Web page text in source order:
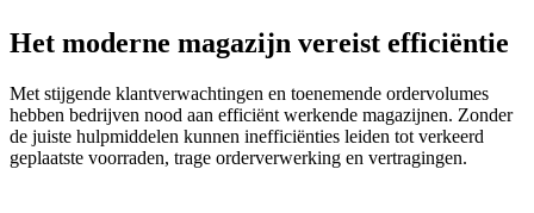
Het moderne magazijn vereist efficiëntie
Met stijgende klantverwachtingen en toenemende ordervolumes
hebben bedrijven nood aan efficiënt werkende magazijnen. Zonder
de juiste hulpmiddelen kunnen inefficiënties leiden tot verkeerd
geplaatste voorraden, trage orderverwerking en vertragingen.